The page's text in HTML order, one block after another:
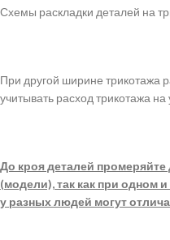
Схемы раскладки деталей на
При другой ширине трикотажа
учитывать расход трикотажа
До кроя деталей
(модели), так как при одном
у разных людей могут